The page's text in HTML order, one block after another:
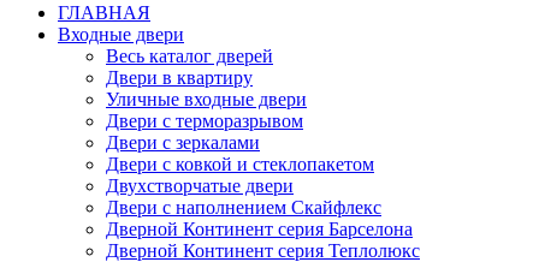
ГЛАВНАЯ
Входные двери
Весь каталог дверей
Двери в квартиру
Уличные входные двери
Двери с терморазрывом
Двери с зеркалами
Двери с ковкой и стеклопакетом
Двухстворчатые двери
Двери с наполнением Скайфлекс
Дверной Континент серия Барселона
Дверной Континент серия Теплолюкс